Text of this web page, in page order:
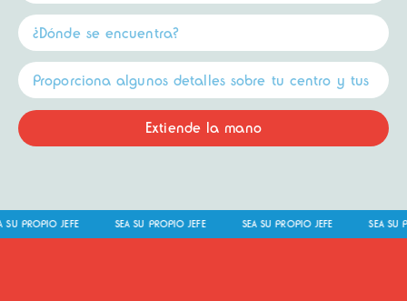
Extiende la mano
PROPIO JEFE SEA SU PROPIO JEFE SEA SU PROPIO JEFE SEA SU